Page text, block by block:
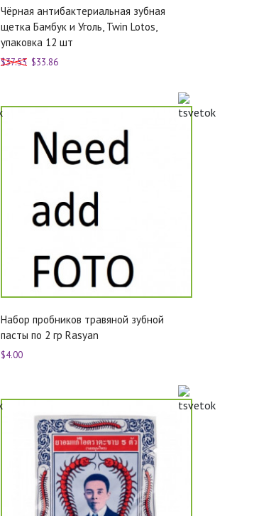
Чёрная антибактериальная зубная
щетка Бамбук и Уголь, Twin Lotos,
упаковка 12 шт
$37.53 $33.86
Набор пробников травяной зубной
пасты по 2 гр Rasyan
$4.00